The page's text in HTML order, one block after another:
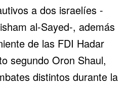
a dos israelíes -
al-Sayed-, además
de las FDI Hadar
segundo Oron Shaul,
distintos durante la